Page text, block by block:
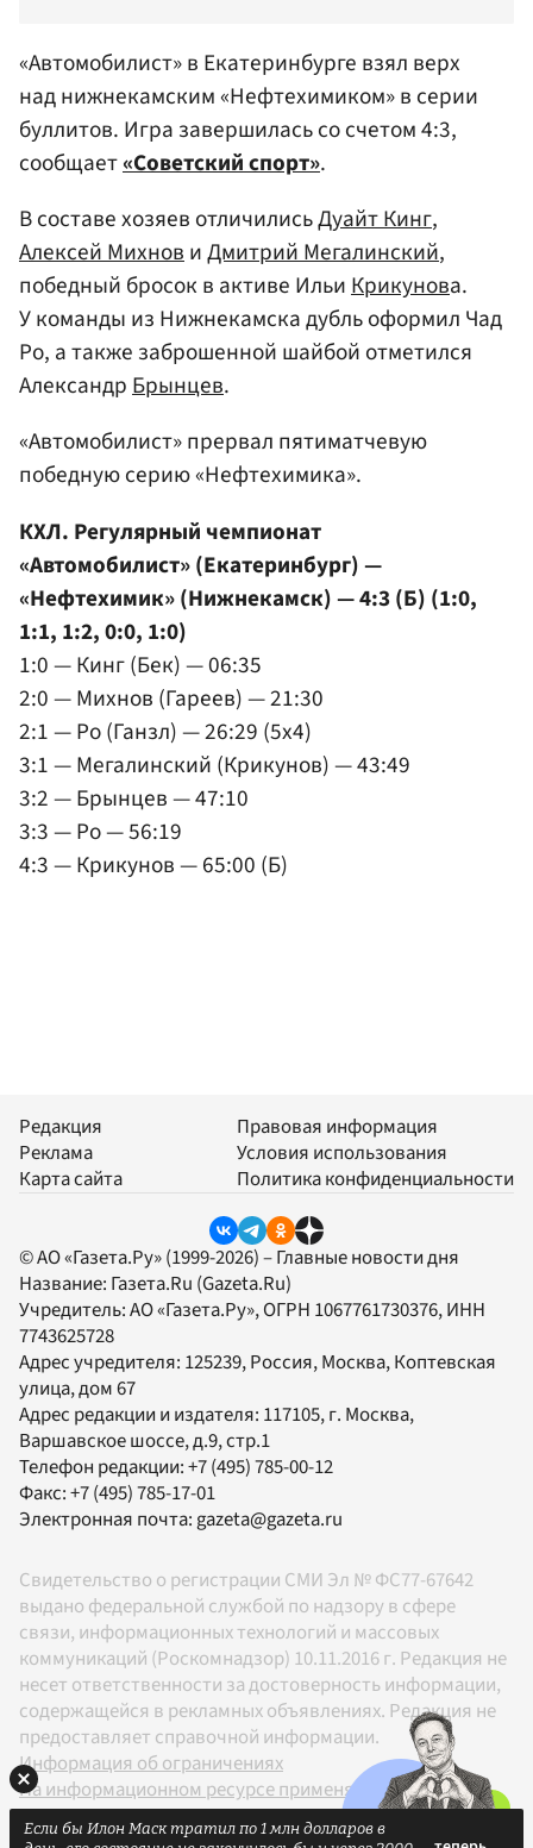
«Автомобилист» в Екатеринбурге взял верх
над нижнекамским «Нефтехимиком» в серии
буллитов. Игра завершилась со счетом 4:3,
сообщает«Советский спорт».
В составе хозяев отличилисьДуайт Кинг,
Алексей МихновиДмитрий Мегалинский,
победный бросок в активе ИльиКрикунова.
У команды из Нижнекамска дубль оформил Чад
Ро, а также заброшенной шайбой отметился
АлександрБрынцев.
«Автомобилист» прервал пятиматчевую
победную серию «Нефтехимика».
КХЛ. Регулярный чемпионат
«Автомобилист» (Екатеринбург) —
«Нефтехимик» (Нижнекамск) — 4:3 (Б) (1:0,
1:1, 1:2, 0:0, 1:0)
1:0 — Кинг (Бек) — 06:35
2:0 — Михнов (Гареев) — 21:30
2:1 — Ро (Ганзл) — 26:29 (5x4)
3:1 — Мегалинский (Крикунов) — 43:49
3:2 — Брынцев — 47:10
3:3 — Ро — 56:19
4:3 — Крикунов — 65:00 (Б)
Редакция
Реклама
Карта сайта
Правовая информация
Условия использования
Политика конфиденциальности
© АО «Газета.Ру» (1999-2026) – Главные новости дня
Название: Газета.Ru (Gazeta.Ru)
Учредитель:АО «Газета.Ру», ОГРН 1067761730376, ИНН
7743625728
Адрес учредителя: 125239, Россия, Москва, Коптевская
улица, дом 67
Адрес редакции и издателя: 117105, г. Москва,
Варшавское шоссе, д.9, стр.1
Телефон редакции:+7 (495) 785-00-12
Факс:+7 (495) 785-17-01
Электронная почта:gazeta@gazeta.ru
Свидетельство о регистрации СМИ Эл № ФС77-67642
выдано федеральной службой по надзору в сфере
связи, информационных технологий и массовых
коммуникаций (Роскомнадзор) 10.11.2016 г. Редакция не
несет ответственности за достоверность информации,
содержащейся в рекламных объявлениях. Редакция не
предоставляет справочной информации.
Информация об ограничениях
На информационном ресурсе применяются
рекомендательные технологии в соответствии с
Правилами
Если бы Илон Маск тратил по 1 млн долларов в